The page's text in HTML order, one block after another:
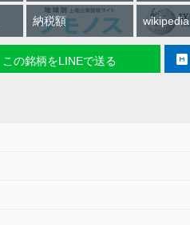
納税額 wikipedia
この銘柄をLINEで送る